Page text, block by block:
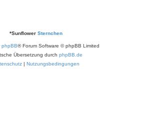
*Sunflower Sternchen
phpBB® Forum Software © phpBB Limited
Übersetzung durch phpBB.de
| Nutzungsbedingungen